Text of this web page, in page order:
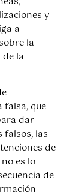
y
a
la
la
que
dar
falsos, las
de
es lo
de